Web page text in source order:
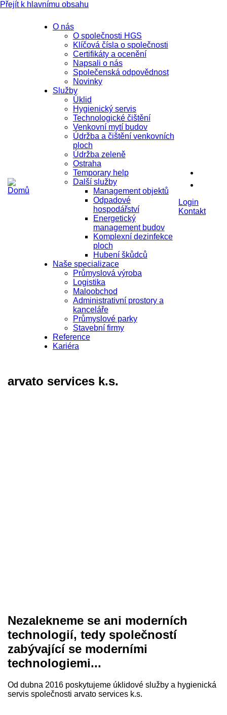
Přejít k hlavnímu obsahu
O nás
O společnosti HGS
Klíčová čísla o společnosti
Certifikáty a ocenění
Napsali o nás
Společenská odpovědnost
Novinky
Služby
Úklid
Hygienický servis
Technologické čištění
Venkovní mytí budov
Údržba a čištění venkovních
ploch
Údržba zeleně
Ostraha
Temporary help
Další služby
Management objektů
Odpadové
hospodářství
Energetický
management budov
Komplexní dezinfekce
ploch
Hubení škůdců
Naše specializace
Průmyslová výroba
Logistika
Maloobchod
Administrativní prostory a
kanceláře
Průmyslové parky
Stavební firmy
Reference
Kariéra
Login
Kontakt
arvato services k.s.
Nezalekneme se ani moderních
technologií, tedy společností
zabývající se moderními
technologiemi...
Od dubna 2016 poskytujeme úklidové služby a hygienická
servis společnosti arvato services k.s.